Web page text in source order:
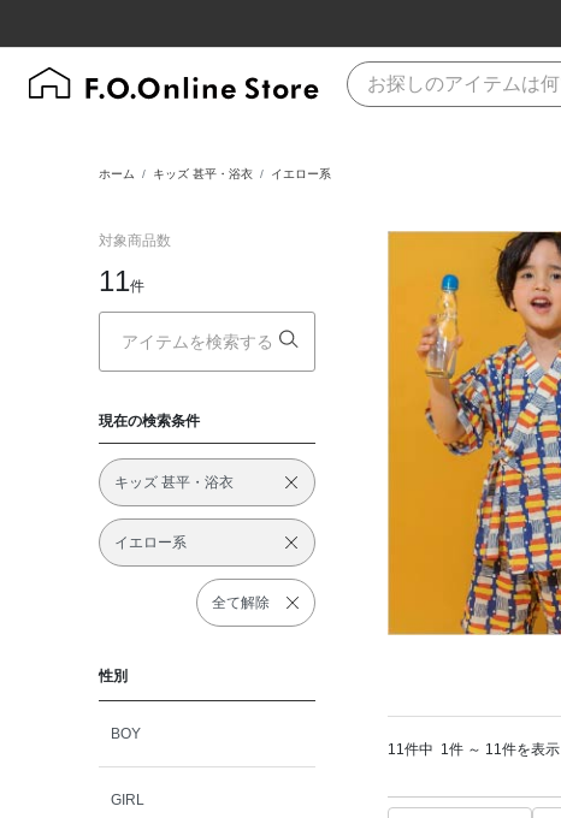
ホーム キッズ 甚平・浴衣 イエロー系
対象商品数
11件
現在の検索条件
キッズ 甚平・浴衣
イエロー系
全て解除
性別
BOY
GIRL
11件中 1件 ～ 11件を表示